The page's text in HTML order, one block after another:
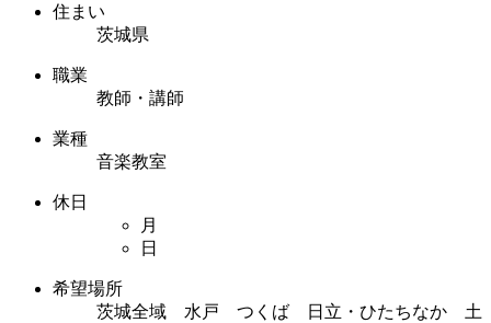
住まい
茨城県
職業
教師・講師
業種
音楽教室
休日
月
日
希望場所
茨城全域 水戸 つくば 日立・ひたちなか 土